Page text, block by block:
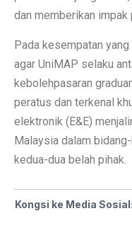
dan memberikan impak
Pada kesempatan
agar UniMAP selaku
kebolehpasaran
peratus dan terkenal
elektronik (E&E)
Malaysia dalam
kedua-dua belah pihak.
Kongsi ke Media Sosial: